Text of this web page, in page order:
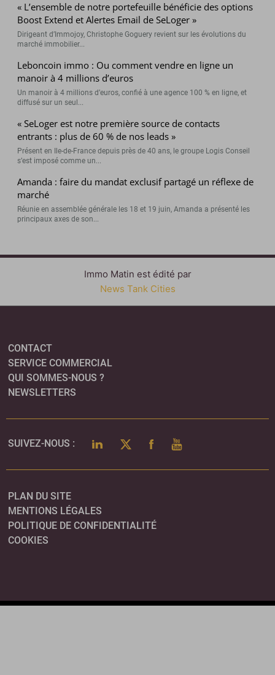
« L’ensemble de notre portefeuille bénéficie des options
Boost Extend et Alertes Email de SeLoger »
Dirigeant d’Immojoy, Christophe Goguery revient sur les évolutions du
marché immobilier...
Leboncoin immo : Ou comment vendre en ligne un
manoir à 4 millions d’euros
Un manoir à 4 millions d’euros, confié à une agence 100 % en ligne, et
diffusé sur un seul...
« SeLoger est notre première source de contacts
entrants : plus de 60 % de nos leads »
Présent en Ile-de-France depuis près de 40 ans, le groupe Logis Conseil
s’est imposé comme un...
Amanda : faire du mandat exclusif partagé un réflexe de
marché
Réunie en assemblée générale les 18 et 19 juin, Amanda a présenté les
principaux axes de son...
Immo Matin est édité par
News Tank Cities
CONTACT
SERVICE COMMERCIAL
QUI SOMMES-NOUS ?
NEWSLETTERS
SUIVEZ-NOUS : LINKEDINTWITTERFACEBOOK
YOUTUBE
PLAN DU SITE
MENTIONS LÉGALES
POLITIQUE DE CONFIDENTIALITÉ
COOKIES